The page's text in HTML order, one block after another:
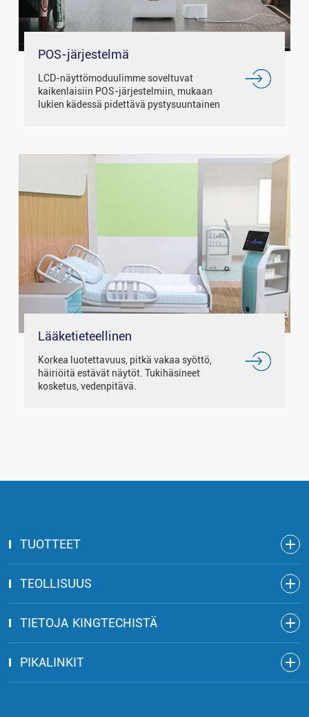
POS-järjestelmä
LCD-näyttömoduulimme soveltuvat
kaikenlaisiin POS-järjestelmiin, mukaan
lukien kädessä pidettävä pystysuuntainen
Lääketieteellinen
Korkea luotettavuus, pitkä vakaa syöttö,
häiriöitä estävät näytöt. Tukihäsineet
kosketus, vedenpitävä.
TUOTTEET
TEOLLISUUS
TIETOJA KINGTECHISTÄ
PIKALINKIT